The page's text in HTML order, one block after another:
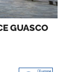
GUASCO